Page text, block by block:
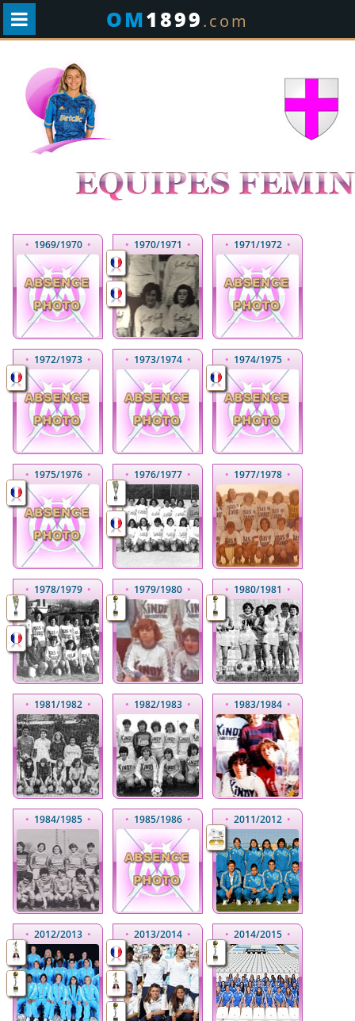
OM1899.com
• 1969/1970 • • 1970/1971 • • 1971/1972 •
• 1972/1973 • • 1973/1974 • • 1974/1975 •
• 1975/1976 • • 1976/1977 • • 1977/1978 •
• 1978/1979 • • 1979/1980 • • 1980/1981 •
• 1981/1982 • • 1982/1983 • • 1983/1984 •
• 1984/1985 • • 1985/1986 • • 2011/2012 •
• 2012/2013 • • 2013/2014 • • 2014/2015 •